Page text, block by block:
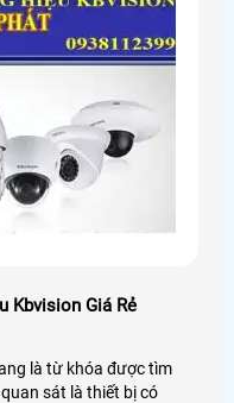
Kbvision Giá Rẻ
là từ khóa được tìm
sát là thiết bị có